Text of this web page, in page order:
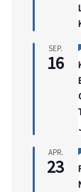
SEP.
16
APR.
23